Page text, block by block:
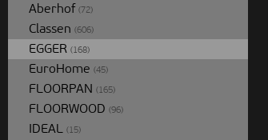
Aberhof (72)
Classen (606)
EGGER (168)
EuroHome (45)
FLOORPAN (165)
FLOORWOOD (96)
IDEAL (15)